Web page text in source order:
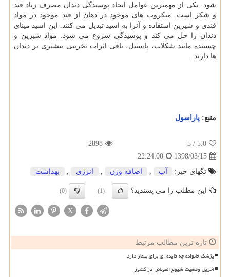
شود. یكی از مهمترین عوامل ایجاد پوسیدگی دندان مصرف زیاد قند
و شكر است. میكروب های موجود در دهان از قند موجود در مواد
قندی و شیرین استفاده و آنرا به اسید تبدیل می كنند. این اسید مینای
دندان را حل می كند و پوسیدگی شروع می شود. مواد شیرین و
چسبنده مانند شكلات، پاستیل، تافی اثرات تخریبی بیشتری بر دندان
ها دارند.
منبع: پاراسول
5.0
/ 5
2898
1398/03/15
22:24:00
تگهای خبر:
آب , اضافه وزن , انرژی , بهداشت
این مطلب را می پسندید؟ (1)
(0)
X
تازه ترین مطالب مرتبط
پزشک خانواده چه فایده ای برای بیمار دارد
آخرین وضعیت شیوع آنفولانزا در کشور